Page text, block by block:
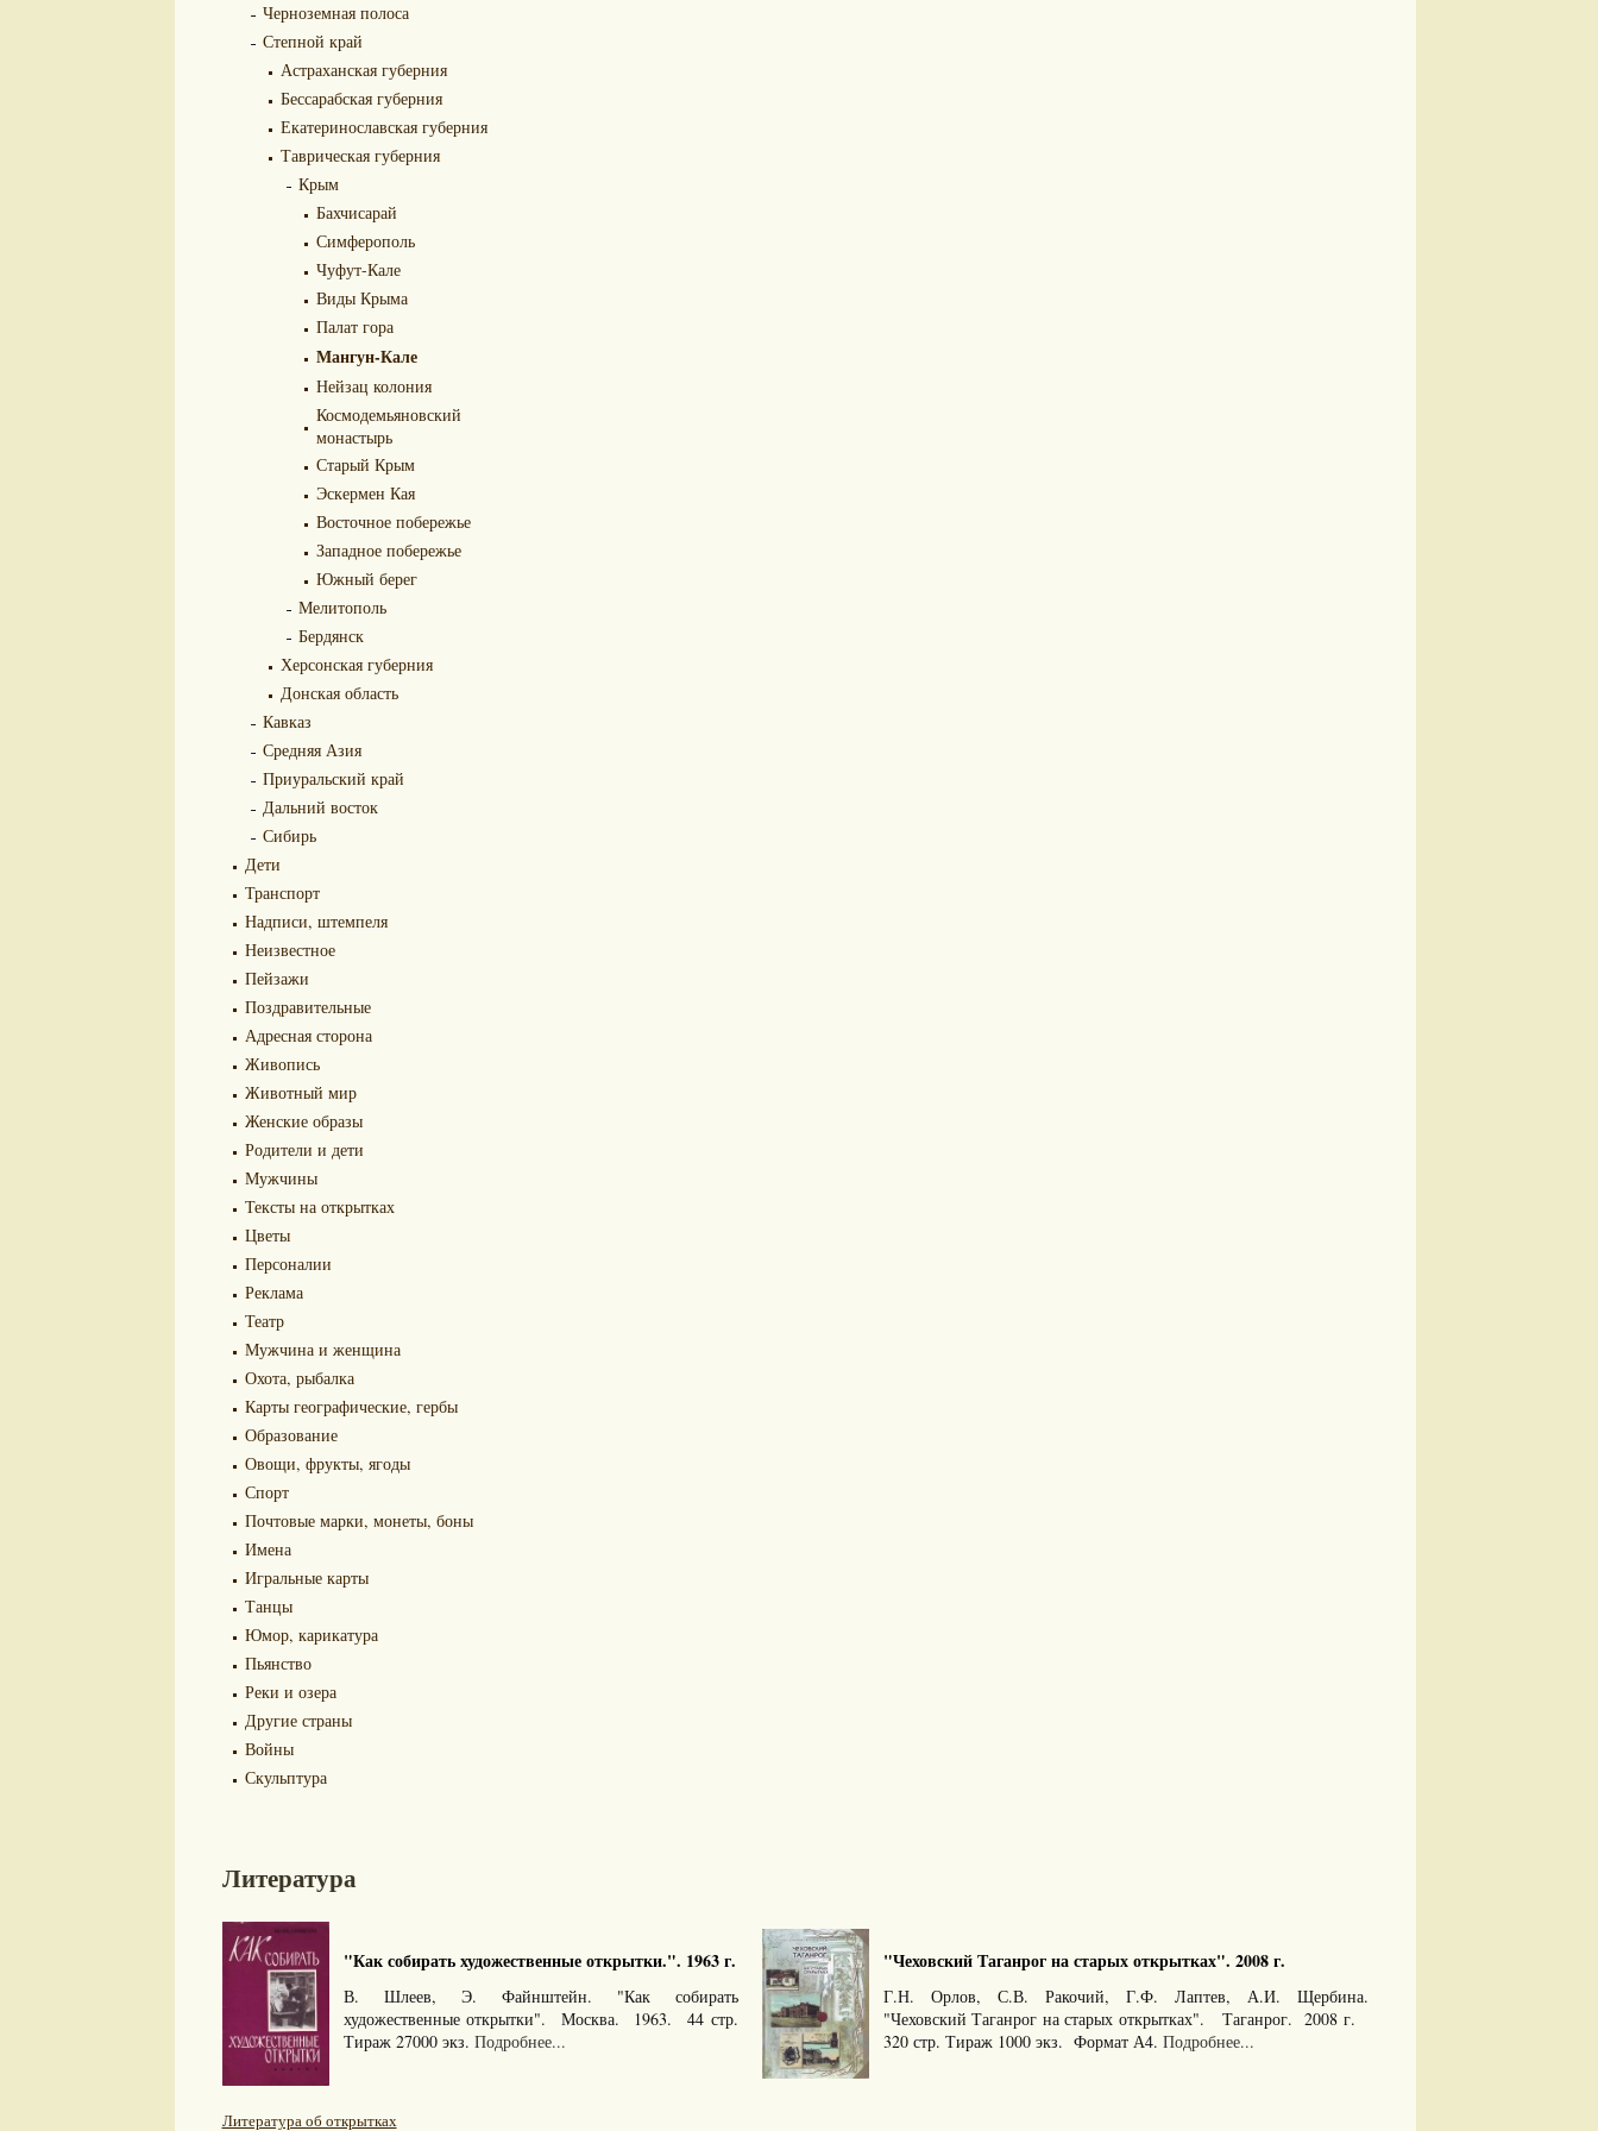
Черноземная полоса
Степной край
Астраханская губерния
Бессарабская губерния
Екатеринославская губерния
Таврическая губерния
Крым
Бахчисарай
Симферополь
Чуфут-Кале
Виды Крыма
Палат гора
Мангун-Кале
Нейзац колония
Космодемьяновский
монастырь
Старый Крым
Эскермен Кая
Восточное побережье
Западное побережье
Южный берег
Мелитополь
Бердянск
Херсонская губерния
Донская область
Кавказ
Средняя Азия
Приуральский край
Дальний восток
Сибирь
Дети
Транспорт
Надписи, штемпеля
Неизвестное
Пейзажи
Поздравительные
Адресная сторона
Живопись
Животный мир
Женские образы
Родители и дети
Мужчины
Тексты на открытках
Цветы
Персоналии
Реклама
Театр
Мужчина и женщина
Охота, рыбалка
Карты географические, гербы
Образование
Овощи, фрукты, ягоды
Спорт
Почтовые марки, монеты, боны
Имена
Игральные карты
Танцы
Юмор, карикатура
Пьянство
Реки и озера
Другие страны
Войны
Скульптура
Литература
"Как собирать художественные открытки.". 1963 г.
В. Шлеев, Э. Файнштейн. "Как собирать
художественные открытки". Москва. 1963. 44 стр.
Тираж 27000 экз. Подробнее...
"Чеховский Таганрог на старых открытках". 2008 г.
Г.Н. Орлов, С.В. Ракочий, Г.Ф. Лаптев, А.И. Щербина.
"Чеховский Таганрог на старых открытках". Таганрог. 2008 г.
320 стр. Тираж 1000 экз. Формат А4. Подробнее...
Литература об открытках